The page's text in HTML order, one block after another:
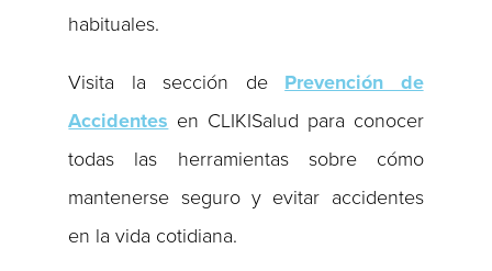
habituales.
Visita la sección de Prevención de
Accidentes en CLIKISalud para conocer
todas las herramientas sobre cómo
mantenerse seguro y evitar accidentes
en la vida cotidiana.